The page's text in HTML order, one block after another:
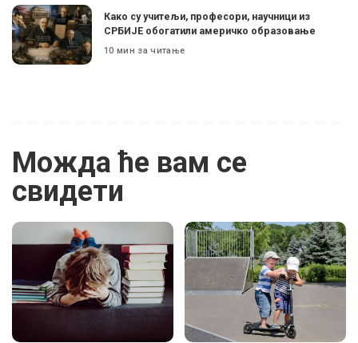
Како су учитељи, професори, научници из
СРБИЈЕ обогатили америчко образовање
10 мин за читање
Можда ће вам се
свидети